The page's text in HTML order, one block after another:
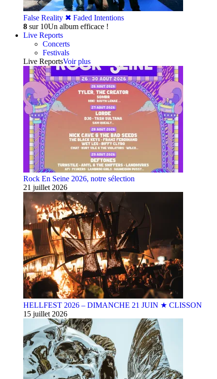
False Reality ✖︎ Faded Intentions
8 sur 10Un album efficace !
Live Reports
Concerts
Festivals
Live ReportsVoir plus
Rock En Seine 2026, notre sélection
21 juillet 2026
HELLFEST 2026 – DIMANCHE 21 JUIN ★ CLISSON
15 juillet 2026